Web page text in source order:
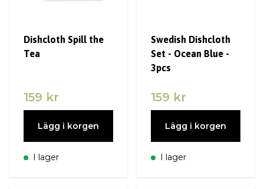
Dishcloth Spill the
Tea
159 kr
Lägg i korgen
I lager
Swedish Dishcloth
Set - Ocean Blue -
3pcs
159 kr
Lägg i korgen
I lager